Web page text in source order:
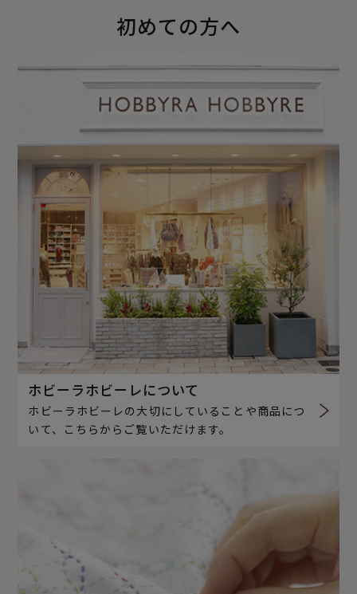
初めての方へ
ホビーラホビーレについて
ホビーラホビーレの大切にしていることや商品につ
いて、こちらからご覧いただけます。